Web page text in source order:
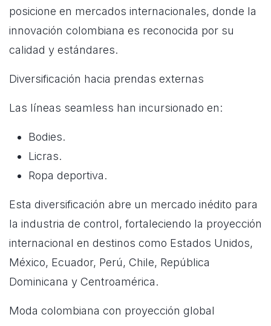
posicione en mercados internacionales, donde la
innovación colombiana es reconocida por su
calidad y estándares.
Diversificación hacia prendas externas
Las líneas seamless han incursionado en:
Bodies.
Licras.
Ropa deportiva.
Esta diversificación abre un mercado inédito para
la industria de control, fortaleciendo la proyección
internacional en destinos como Estados Unidos,
México, Ecuador, Perú, Chile, República
Dominicana y Centroamérica.
Moda colombiana con proyección global